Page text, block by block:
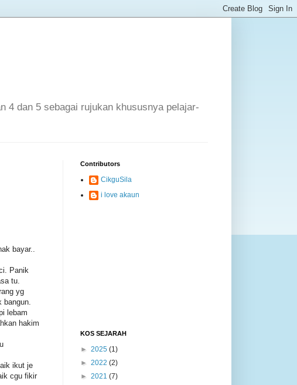
4 dan 5 sebagai rujukan khususnya pelajar-
bayar..
Panik
tu.
yg
bangun.
lebam
hakim
ikut je
cgu fikir
Contributors
CikguSila
i love akaun
KOS SEJARAH
► 2025 (1)
► 2022 (2)
► 2021 (7)